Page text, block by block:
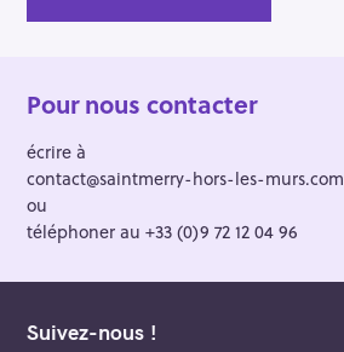
Pour nous contacter
écrire à
contact@saintmerry-hors-les-murs.com
ou
téléphoner au +33 (0)9 72 12 04 96
Suivez-nous !